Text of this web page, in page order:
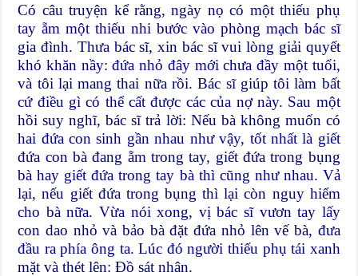
Có câu truyện kể rằng, ngày nọ có một thiếu phụ
tay ẵm một thiếu nhi bước vào phòng mạch bác sĩ
gia đình. Thưa bác sĩ, xin bác sĩ vui lòng giải quyết
khó khăn nầy: đứa nhỏ đây mới chưa đầy một tuổi,
và tôi lại mang thai nữa rồi. Bác sĩ giúp tôi làm bất
cứ điều gì có thể cất được các của nợ này. Sau một
hồi suy nghĩ, bác sĩ trả lời: Nếu bà không muốn có
hai đứa con sinh gần nhau như vậy, tốt nhất là giết
đứa con bà đang ẵm trong tay, giết đứa trong bụng
bà hay giết đứa trong tay bà thì cũng như nhau. Vả
lại, nếu giết đứa trong bụng thì lại còn nguy hiểm
cho bà nữa. Vừa nói xong, vị bác sĩ vươn tay lấy
con dao nhỏ và bảo bà đặt đứa nhỏ lên vế bà, đưa
đầu ra phía ông ta. Lúc đó người thiếu phụ tái xanh
mặt và thét lên: Đồ sát nhân.